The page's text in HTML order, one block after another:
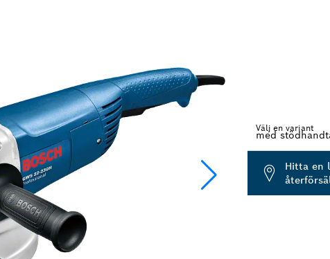
Välj en variant
closed
Hitta en